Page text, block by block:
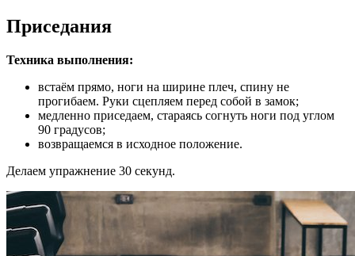
Приседания
Техника выполнения:
встаём прямо, ноги на ширине плеч, спину не
прогибаем. Руки сцепляем перед собой в замок;
медленно приседаем, стараясь согнуть ноги под углом
90 градусов;
возвращаемся в исходное положение.
Делаем упражнение 30 секунд.